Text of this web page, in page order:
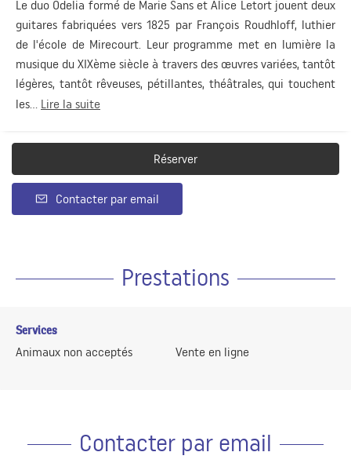
Le duo Odelia formé de Marie Sans et Alice Letort jouent deux
guitares fabriquées vers 1825 par François Roudhloff, luthier
de l'école de Mirecourt. Leur programme met en lumière la
musique du XIXème siècle à travers des œuvres variées, tantôt
légères, tantôt rêveuses, pétillantes, théâtrales, qui touchent
les... Lire la suite
Réserver
Contacter par email
Prestations
Services
Animaux non acceptés Vente en ligne
Contacter par email